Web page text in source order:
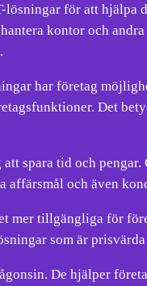
för att hjälpa
kontor och
har företag
Det
spara tid och
affärsmål och även
mer tillgängliga för
som är
De hjälper